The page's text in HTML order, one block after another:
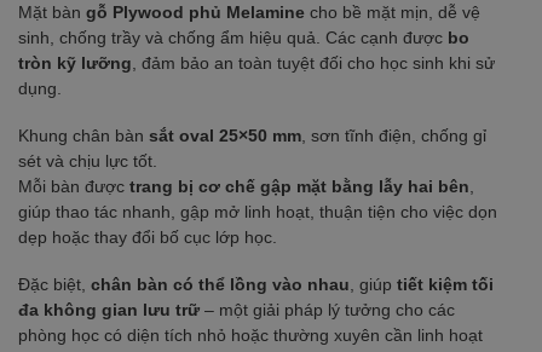
Mặt bàn gỗ Plywood phủ Melamine cho bề mặt mịn, dễ vệ
sinh, chống trầy và chống ẩm hiệu quả. Các cạnh được bo
tròn kỹ lưỡng , đảm bảo an toàn tuyệt đối cho học sinh khi sử
dụng.
Khung chân bàn sắt oval 25×50 mm , sơn tĩnh điện, chống gỉ
sét và chịu lực tốt.
Mỗi bàn được trang bị cơ chế gập mặt bằng lẫy hai bên
giúp thao tác nhanh, gập mở linh hoạt, thuận tiện cho việc dọn
dẹp hoặc thay đổi bố cục lớp học.
Đặc biệt, chân bàn có thể lồng vào nhau , giúp tiết kiệm tối
đa không gian lưu trữ – một giải pháp lý tưởng cho các
phòng học có diện tích nhỏ hoặc thường xuyên cần linh hoạt